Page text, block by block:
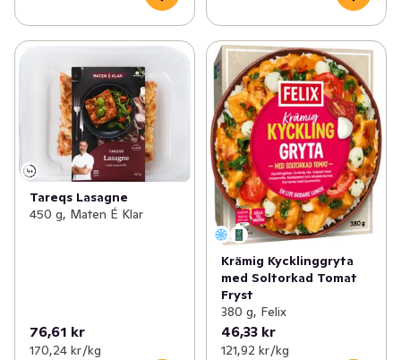
Tareqs Lasagne
450 g, Maten É Klar
76,61 kr
170,24 kr /kg
Krämig Kycklinggryta
med Soltorkad Tomat
Fryst
380 g, Felix
46,33 kr
121,92 kr /kg